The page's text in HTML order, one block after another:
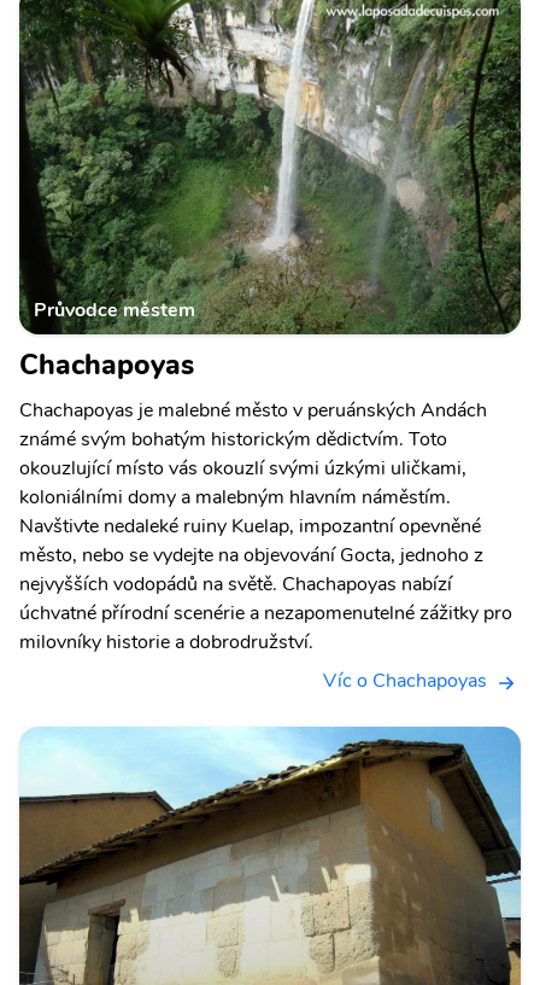
Průvodce městem
Chachapoyas
Chachapoyas je malebné město v peruánských Andách
známé svým bohatým historickým dědictvím. Toto
okouzlující místo vás okouzlí svými úzkými uličkami,
koloniálními domy a malebným hlavním náměstím.
Navštivte nedaleké ruiny Kuelap, impozantní opevněné
město, nebo se vydejte na objevování Gocta, jednoho z
nejvyšších vodopádů na světě. Chachapoyas nabízí
úchvatné přírodní scenérie a nezapomenutelné zážitky pro
milovníky historie a dobrodružství.
Víc o Chachapoyas